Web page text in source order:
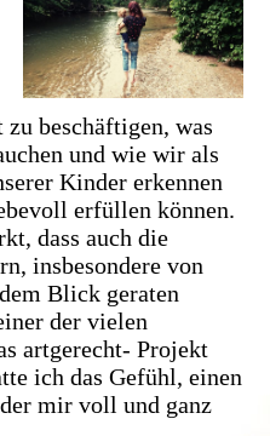
beschäftigen, was
und wie wir als
Kinder erkennen
erfüllen können.
dass auch die
insbesondere von
Blick geraten
der vielen
artgerecht- Projekt
ich das Gefühl, einen
mir voll und ganz